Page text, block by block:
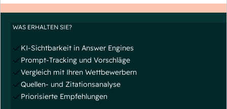
WAS ERHALTEN SIE?
KI-Sichtbarkeit in Answer Engines
Prompt-Tracking und Vorschläge
Vergleich mit Ihren Wettbewerbern
Quellen- und Zitationsanalyse
Priorisierte Empfehlungen